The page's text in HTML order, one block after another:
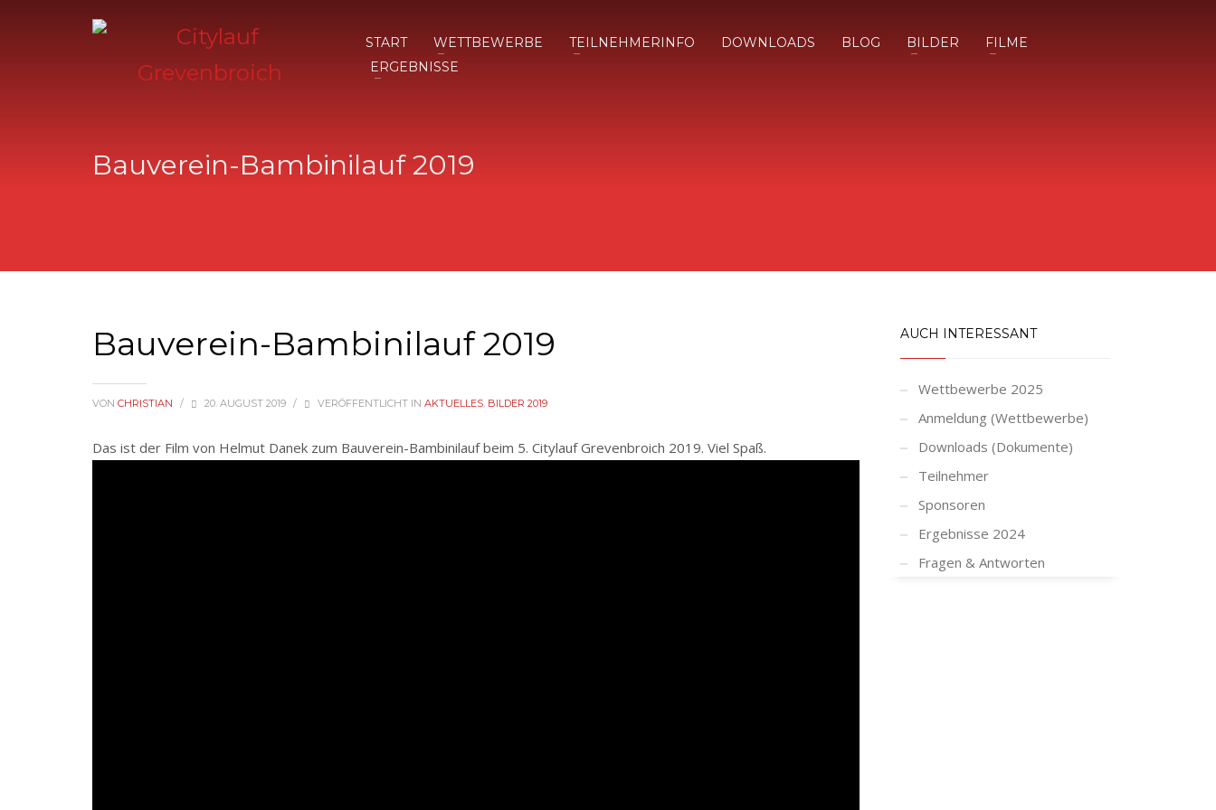
START WETTBEWERBE TEILNEHMERINFO DOWNLOADS BLOG BILDER
FILME
ERGEBNISSE
Bauverein-Bambinilauf 2019
Bauverein-Bambinilauf 2019
VON CHRISTIAN / 20. AUGUST 2019 / VERÖFFENTLICHT IN AKTUELLES, BILDER 2019
Das ist der Film von Helmut Danek zum Bauverein-Bambinilauf beim 5. Citylauf Grevenbroich 2019. Viel Spaß.
AUCH INTERESSANT
Wettbewerbe 2025
Anmeldung (Wettbewerbe)
Downloads (Dokumente)
Teilnehmer
Sponsoren
Ergebnisse 2024
Fragen & Antworten